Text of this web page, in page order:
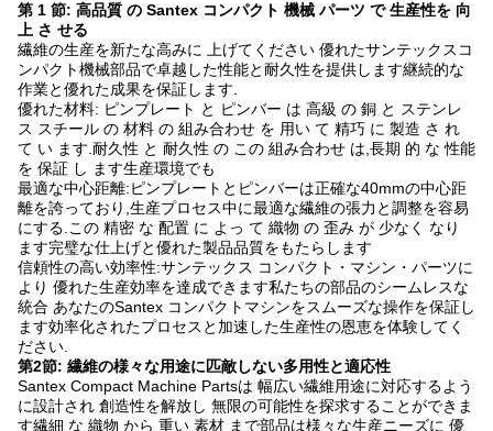
第 1 節: 高品質 の Santex コンパクト 機械 パーツ で 生産性を 向
上 さ せる
繊維の生産を新たな高みに 上げてください 優れたサンテックスコ
ンパクト機械部品で卓越した性能と耐久性を提供します継続的な
作業と優れた成果を保証します.
優れた材料: ピンプレート と ピンバー は 高級 の 銅 と ステンレ
ス スチール の 材料 の 組み合わせ を 用い て 精巧 に 製造 さ れ
て い ます.耐久性 と 耐久性 の この 組み合わせ は,長期 的 な 性能
を 保証 し ます生産環境でも
最適な中心距離:ピンプレートとピンバーは正確な40mmの中心距
離を誇っており,生産プロセス中に最適な繊維の張力と調整を容易
にする.この 精密 な 配置 に よっ て 織物 の 歪み が 少なく なり
ます完璧な仕上げと優れた製品品質をもたらします
信頼性の高い効率性:サンテックス コンパクト・マシン・パーツに
より 優れた生産効率を達成できます私たちの部品のシームレスな
統合 あなたのSantex コンパクトマシンをスムーズな操作を保証し
ます効率化されたプロセスと加速した生産性の恩恵を体験してく
ださい.
第2節: 繊維の様々な用途に匹敵しない多用性と適応性
Santex Compact Machine Partsは 幅広い繊維用途に対応するよう
に設計され 創造性を解放し 無限の可能性を探求することができま
す繊細 な 織物 から 重い 素材 まで部品は様々な生産ニーズに 優